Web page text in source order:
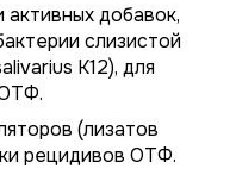
добавок,
слизистой
K12), для
(лизатов
рецидивов ОТФ.